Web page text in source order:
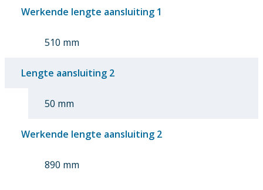
Werkende lengte aansluiting 1
510 mm
Lengte aansluiting 2
50 mm
Werkende lengte aansluiting 2
890 mm